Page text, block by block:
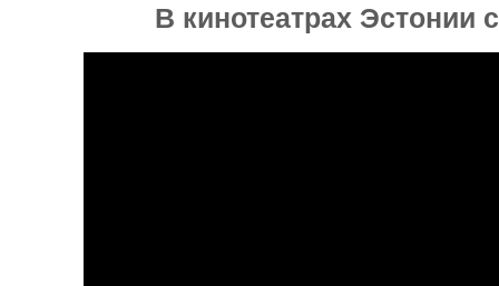
В кинотеатрах Эстонии